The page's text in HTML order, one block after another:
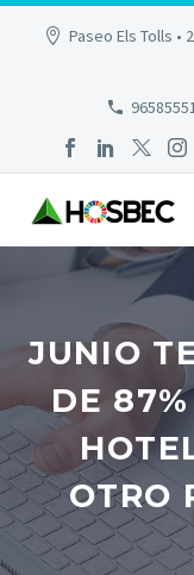
Paseo Els Tolls •
JUNIO
DE
OTRO